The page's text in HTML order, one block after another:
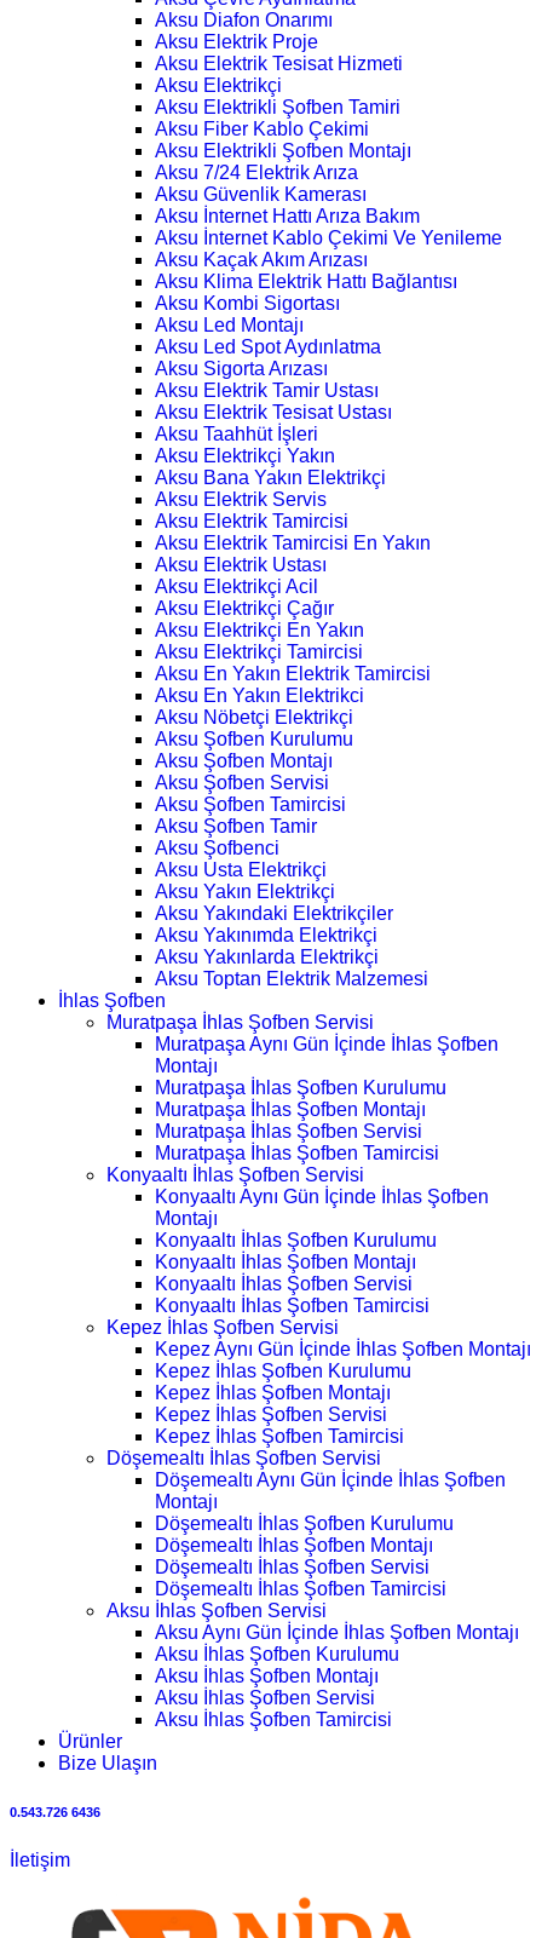
Aksu Diafon Onarımı
Aksu Elektrik Proje
Aksu Elektrik Tesisat Hizmeti
Aksu Elektrikçi
Aksu Elektrikli Şofben Tamiri
Aksu Fiber Kablo Çekimi
Aksu Elektrikli Şofben Montajı
Aksu 7/24 Elektrik Arıza
Aksu Güvenlik Kamerası
Aksu İnternet Hattı Arıza Bakım
Aksu İnternet Kablo Çekimi Ve Yenileme
Aksu Kaçak Akım Arızası
Aksu Klima Elektrik Hattı Bağlantısı
Aksu Kombi Sigortası
Aksu Led Montajı
Aksu Led Spot Aydınlatma
Aksu Sigorta Arızası
Aksu Elektrik Tamir Ustası
Aksu Elektrik Tesisat Ustası
Aksu Taahhüt İşleri
Aksu Elektrikçi Yakın
Aksu Bana Yakın Elektrikçi
Aksu Elektrik Servis
Aksu Elektrik Tamircisi
Aksu Elektrik Tamircisi En Yakın
Aksu Elektrik Ustası
Aksu Elektrikçi Acil
Aksu Elektrikçi Çağır
Aksu Elektrikçi En Yakın
Aksu Elektrikçi Tamircisi
Aksu En Yakın Elektrik Tamircisi
Aksu En Yakın Elektrikci
Aksu Nöbetçi Elektrikçi
Aksu Şofben Kurulumu
Aksu Şofben Montajı
Aksu Şofben Servisi
Aksu Şofben Tamircisi
Aksu Şofben Tamir
Aksu Şofbenci
Aksu Usta Elektrikçi
Aksu Yakın Elektrikçi
Aksu Yakındaki Elektrikçiler
Aksu Yakınımda Elektrikçi
Aksu Yakınlarda Elektrikçi
Aksu Toptan Elektrik Malzemesi
İhlas Şofben
Muratpaşa İhlas Şofben Servisi
Muratpaşa Aynı Gün İçinde İhlas Şofben
Montajı
Muratpaşa İhlas Şofben Kurulumu
Muratpaşa İhlas Şofben Montajı
Muratpaşa İhlas Şofben Servisi
Muratpaşa İhlas Şofben Tamircisi
Konyaaltı İhlas Şofben Servisi
Konyaaltı Aynı Gün İçinde İhlas Şofben
Montajı
Konyaaltı İhlas Şofben Kurulumu
Konyaaltı İhlas Şofben Montajı
Konyaaltı İhlas Şofben Servisi
Konyaaltı İhlas Şofben Tamircisi
Kepez İhlas Şofben Servisi
Kepez Aynı Gün İçinde İhlas Şofben Montajı
Kepez İhlas Şofben Kurulumu
Kepez İhlas Şofben Montajı
Kepez İhlas Şofben Servisi
Kepez İhlas Şofben Tamircisi
Döşemealtı İhlas Şofben Servisi
Döşemealtı Aynı Gün İçinde İhlas Şofben
Montajı
Döşemealtı İhlas Şofben Kurulumu
Döşemealtı İhlas Şofben Montajı
Döşemealtı İhlas Şofben Servisi
Döşemealtı İhlas Şofben Tamircisi
Aksu İhlas Şofben Servisi
Aksu Aynı Gün İçinde İhlas Şofben Montajı
Aksu İhlas Şofben Kurulumu
Aksu İhlas Şofben Montajı
Aksu İhlas Şofben Servisi
Aksu İhlas Şofben Tamircisi
Ürünler
Bize Ulaşın
0.543.726 6436
İletişim